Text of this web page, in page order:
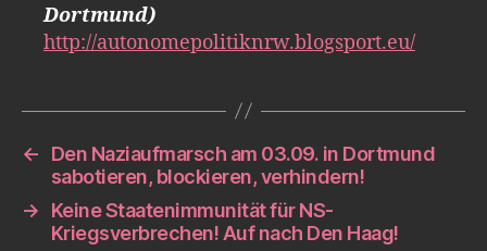
Dortmund)
http://autonomepolitiknrw.blogsport.eu/
←
Den Naziaufmarsch am 03.09. in Dortmund
sabotieren, blockieren, verhindern!
→
Keine Staatenimmunität für NS-
Kriegsverbrechen! Auf nach Den Haag!